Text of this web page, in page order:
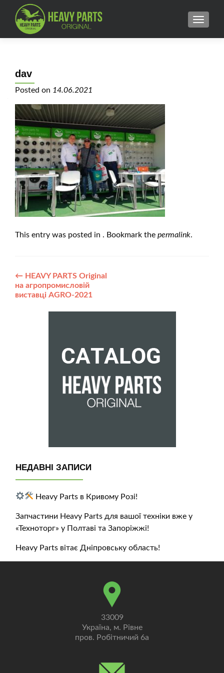
MENU
dav
Posted on 14.06.2021
This entry was posted in . Bookmark the permalink.
Post
navigation
← HEAVY PARTS Original
на агропромисловій
виставці AGRO-2021
НЕДАВНІ ЗАПИСИ
Heavy Parts в Кривому Розі!
Запчастини Heavy Parts для вашої техніки вже у
«Техноторг» у Полтаві та Запоріжжі!
Heavy Parts вітає Дніпровську область!
33009
Україна, м. Рівне
пров. Робітничий 6а